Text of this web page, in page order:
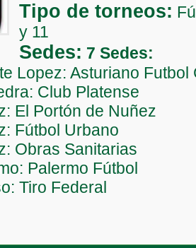
Tipo de torneos:
y 11
Sedes: 7 Sedes:
Lopez: Asturiano Futbol
Club Platense
El Portón de Nuñez
Fútbol Urbano
Obras Sanitarias
Palermo Fútbol
Tiro Federal